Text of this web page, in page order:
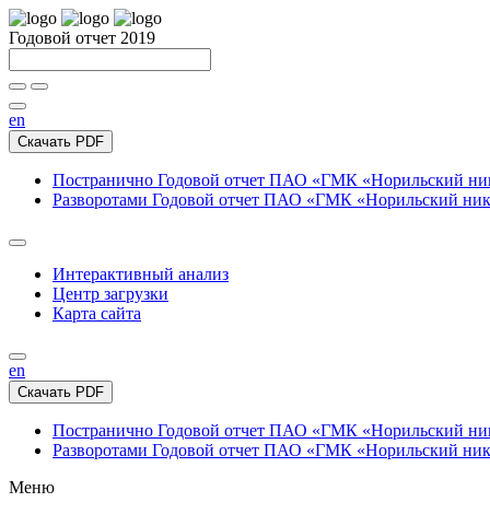
Годовой отчет 2019
en
Скачать PDF
Постранично Годовой отчет ПАО «ГМК «Норильский
Разворотами Годовой отчет ПАО «ГМК «Норильский
Интерактивный анализ
Центр загрузки
Карта сайта
en
Скачать PDF
Постранично Годовой отчет ПАО «ГМК «Норильский
Разворотами Годовой отчет ПАО «ГМК «Норильский
Меню